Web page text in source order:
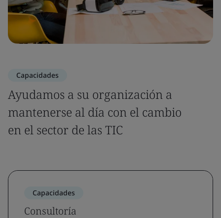
Capacidades
Ayudamos a su organización a
mantenerse al día con el cambio
en el sector de las TIC
Capacidades
Consultoría